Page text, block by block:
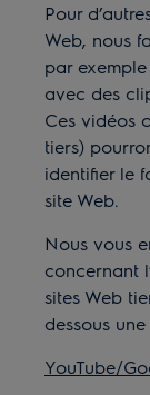
Pour
Web, nous
par
avec des
Ces vidéos
tiers)
identifier le
site Web.
Nous vous
concernant
sites Web
dessous
YouTube/